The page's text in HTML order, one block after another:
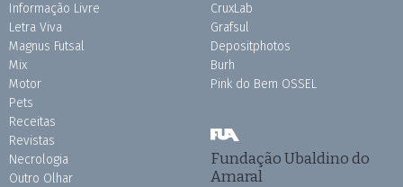
Informação Livre
Letra Viva
Magnus Futsal
Mix
Motor
Pets
Receitas
Revistas
Necrologia
Outro Olhar
CruxLab
Grafsul
Depositphotos
Burh
Pink do Bem OSSEL
Fundação Ubaldino do
Amaral